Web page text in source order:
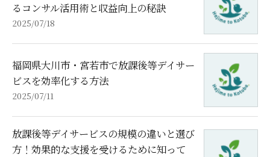
るコンサル活用術と収益向上の秘訣
2025/07/18
福岡県大川市・宮若市で放課後等デイサー
ビスを効率化する方法
2025/07/11
放課後等デイサービスの規模の違いと選び
方！効果的な支援を受けるために知って